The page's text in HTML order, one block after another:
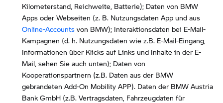
Kilometerstand, Reichweite, Batterie); Daten von BMW
Apps oder Webseiten (z. B. Nutzungsdaten App und aus
Online-Accounts von BMW); Interaktionsdaten bei E-Mail-
Kampagnen (d. h. Nutzungsdaten wie z.B. E-Mail-Eingang,
Informationen über Klicks auf Links und Inhalte in der E-
Mail, sehen Sie auch unten); Daten von
Kooperationspartnern (z.B. Daten aus der BMW
gebrandeten Add-On Mobility APP). Daten der BMW Austria
Bank GmbH (z.B. Vertragsdaten, Fahrzeugdaten für